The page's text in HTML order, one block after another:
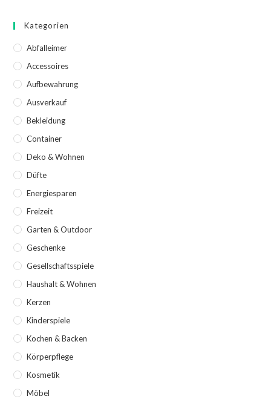
Kategorien
Abfalleimer
Accessoires
Aufbewahrung
Ausverkauf
Bekleidung
Container
Deko & Wohnen
Düfte
Energiesparen
Freizeit
Garten & Outdoor
Geschenke
Gesellschaftsspiele
Haushalt & Wohnen
Kerzen
Kinderspiele
Kochen & Backen
Körperpflege
Kosmetik
Möbel